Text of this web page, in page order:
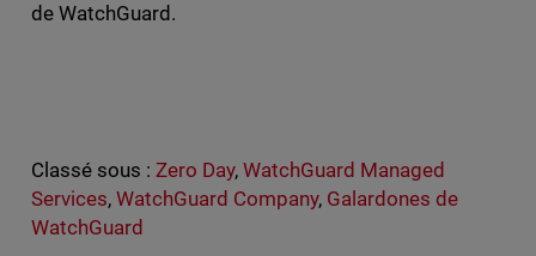
de WatchGuard.
Classé sous : Zero Day, WatchGuard Managed
Services, WatchGuard Company, Galardones de
WatchGuard